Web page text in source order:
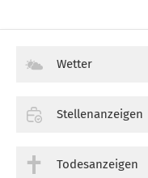
Wetter
Stellenanzeigen
Todesanzeigen